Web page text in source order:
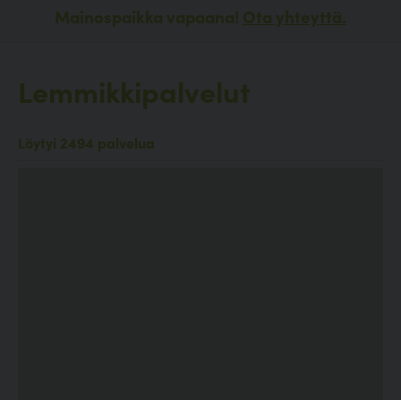
Mainospaikka vapaana! Ota yhteyttä.
Lemmikkipalvelut
Löytyi 2494 palvelua